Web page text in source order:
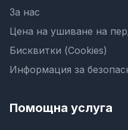
За нас
Цена на ушиване на
Бисквитки (Cookies)
Информация за
Помощна услуга